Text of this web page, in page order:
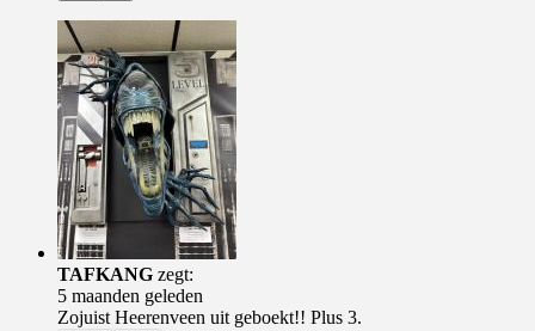
TAFKANG zegt:
5 maanden geleden
Zojuist Heerenveen uit geboekt!! Plus 3.